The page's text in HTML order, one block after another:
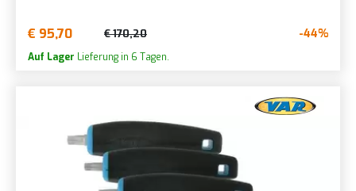
€ 95,70 € 170,20 -44%
Auf Lager Lieferung in 6 Tagen.